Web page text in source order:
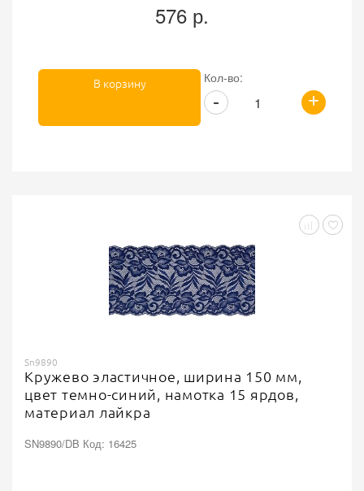
576 р.
Кол-во:
+
-
В корзину
Sn9890
Кружево эластичное, ширина 150 мм,
цвет темно-синий, намотка 15 ярдов,
материал лайкра
SN9890/DB Код: 16425